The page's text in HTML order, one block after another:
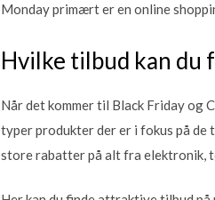
Monday primært er en online
Hvilke tilbud kan du
Når det kommer til Black Friday og
typer produkter der er i fokus på de
store rabatter på alt fra elektronik,